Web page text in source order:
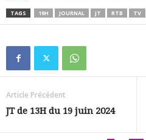
TAGS 19H JOURNAL JT RTB TV
Article Précédent
JT de 13H du 19 juin 2024